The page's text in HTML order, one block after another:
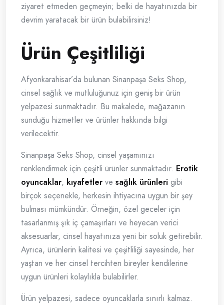
ziyaret etmeden geçmeyin; belki de hayatınızda bir
devrim yaratacak bir ürün bulabilirsiniz!
Ürün Çeşitliliği
Afyonkarahisar’da bulunan Sinanpaşa Seks Shop,
cinsel sağlık ve mutluluğunuz için geniş bir ürün
yelpazesi sunmaktadır. Bu makalede, mağazanın
sunduğu hizmetler ve ürünler hakkında bilgi
verilecektir.
Sinanpaşa Seks Shop, cinsel yaşamınızı
renklendirmek için çeşitli ürünler sunmaktadır. Erotik
oyuncaklar, kıyafetler ve sağlık ürünleri gibi
birçok seçenekle, herkesin ihtiyacına uygun bir şey
bulması mümkündür. Örneğin, özel geceler için
tasarlanmış şık iç çamaşırları ve heyecan verici
aksesuarlar, cinsel hayatınıza yeni bir soluk getirebilir.
Ayrıca, ürünlerin kalitesi ve çeşitliliği sayesinde, her
yaştan ve her cinsel tercihten bireyler kendilerine
uygun ürünleri kolaylıkla bulabilirler.
Ürün yelpazesi, sadece oyuncaklarla sınırlı kalmaz.